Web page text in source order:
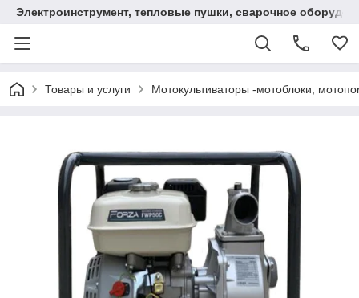
Электроинструмент, тепловые пушки, сварочное
Товары и услуги Мотокультиваторы -мотоблоки,